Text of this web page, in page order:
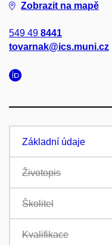
Zobrazit na mapě
549 49 8441
tovarnak@ics.muni.cz
Základní údaje
Životopis
Školitel
Kvalifikace